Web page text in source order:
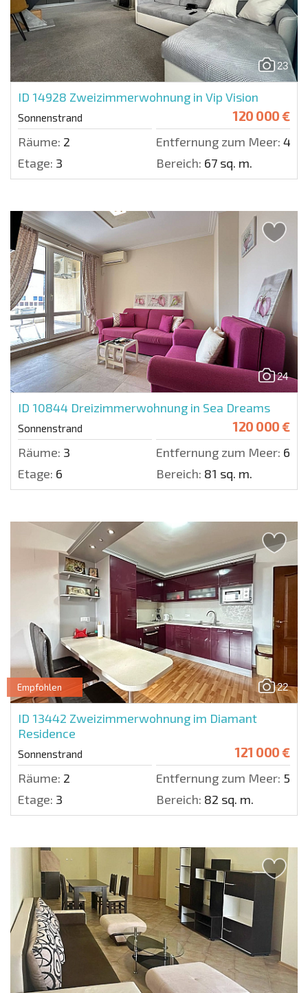
23
ID 14928 Zweizimmerwohnung in Vip Vision
Sonnenstrand 120 000 €
Räume: 2 Entfernung zum Meer: 400
Etage: 3 Bereich: 67 sq. m.
24
ID 10844 Dreizimmerwohnung in Sea Dreams
Sonnenstrand 120 000 €
Räume: 3 Entfernung zum Meer: 600
Etage: 6 Bereich: 81 sq. m.
22
Empfohlen
ID 13442 Zweizimmerwohnung im Diamant
Residence
Sonnenstrand 121 000 €
Räume: 2 Entfernung zum Meer: 500
Etage: 3 Bereich: 82 sq. m.